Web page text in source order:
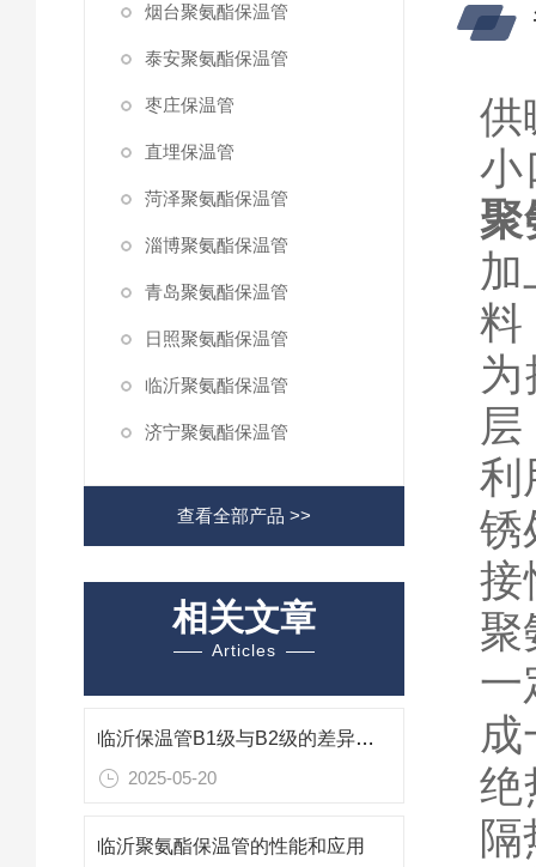
烟台聚氨酯保温管
泰安聚氨酯保温管
枣庄保温管
直埋保温管
菏泽聚氨酯保温管
淄博聚氨酯保温管
青岛聚氨酯保温管
日照聚氨酯保温管
临沂聚氨酯保温管
济宁聚氨酯保温管
查看全部产品 >>
相关文章
Articles
临沂保温管B1级与B2级的差异解析与应用考量
2025-05-20
临沂聚氨酯保温管的性能和应用
供
小
聚
加
料
利
锈
接
聚
一
绝